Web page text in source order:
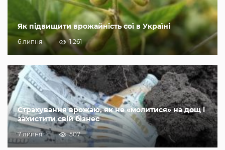
Як підвищити врожайність сої в Україні
6 липня 1 261
Страхування врожаю, як не «молитися» на дощ і
захистити свій бізнес
7 липня 507